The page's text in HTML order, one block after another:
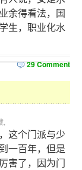
余得看法，国
生，职业化水
29 Comment
这个门派与少
一百年，但是
害了，因为门